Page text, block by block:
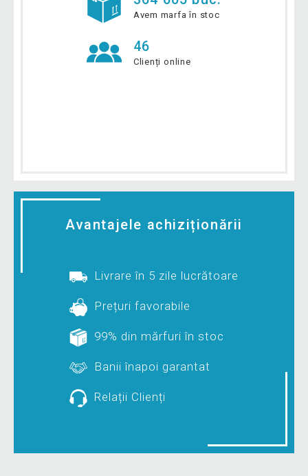
Avem marfa în stoc
46
Clienți online
Avantajele achiziționării
Livrare în 5 zile lucrătoare
Prețuri favorabile
99% din mărfuri în stoc
Banii înapoi garantat
Relații Clienți